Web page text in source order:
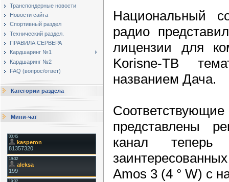
Транспондерные новости
Новости сайта
Спортивный раздел
Технический раздел.
ПРАВИЛА СЕРВЕРА
Кардшаринг №1
Кардшаринг №2
FAQ (вопрос/ответ)
Категории раздела
Мини-чат
Национальный
радио
лицензии для
Korisne-ТB
названием Дача.
представлены
канал
Amos 3 (4 ° W) с